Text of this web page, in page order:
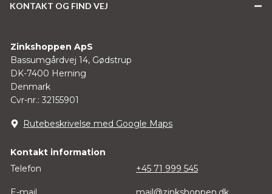
KONTAKT OG FIND VEJ
Zinkshoppen ApS
Bassumgårdvej 14, Gødstrup
DK-7400 Herning
Denmark
Cvr-nr.: 32155901
Rutebeskrivelse med Google Maps
Kontakt information
Telefon
+45 71 999 545